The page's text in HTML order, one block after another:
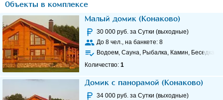
Объекты в комплексе
Малый домик (Конаково)
30 000 руб. за Сутки (выходные)
До 8 чел., на банкете: 8
Водоем, Сауна, Рыбалка, Камин, Беседка
Количество: 1
Домик с панорамой (Конаково)
34 000 руб. за Сутки (выходные)